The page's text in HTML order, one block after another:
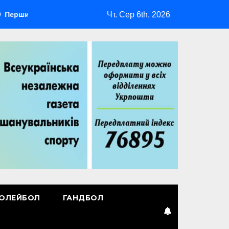
лідер Повернення Мудрика Втрачені ілюзії
Чт. Сер 6th, 2026
ГАНДБОЛ